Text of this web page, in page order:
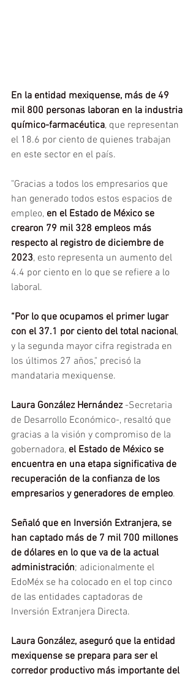
En la entidad mexiquense, más de 49
mil 800 personas laboran en la industria
químico-farmacéutica, que representan
el 18.6 por ciento de quienes trabajan
en este sector en el país.
"Gracias a todos los empresarios que
han generado todos estos espacios de
empleo, en el Estado de México se
crearon 79 mil 328 empleos más
respecto al registro de diciembre de
2023, esto representa un aumento del
4.4 por ciento en lo que se refiere a lo
laboral.
“Por lo que ocupamos el primer lugar
con el 37.1 por ciento del total nacional,
y la segunda mayor cifra registrada en
los últimos 27 años," precisó la
mandataria mexiquense.
Laura González Hernández -Secretaria
de Desarrollo Económico-, resaltó que
gracias a la visión y compromiso de la
gobernadora, el Estado de México se
encuentra en una etapa significativa de
recuperación de la confianza de los
empresarios y generadores de empleo.
Señaló que en Inversión Extranjera, se
han captado más de 7 mil 700 millones
de dólares en lo que va de la actual
administración; adicionalmente el
EdoMéx se ha colocado en el top cinco
de las entidades captadoras de
Inversión Extranjera Directa.
Laura González, aseguró que la entidad
mexiquense se prepara para ser el
corredor productivo más importante del